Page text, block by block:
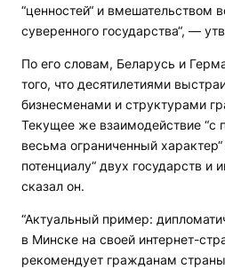
“ценностей“ и вмешательством
суверенного государства“, —
По его словам, Беларусь и
того, что десятилетиями
бизнесменами и структурами
Текущее же взаимодействие “с
весьма ограниченный характер“
потенциалу“ двух государств и
сказал он.
“Актуальный пример:
в Минске на своей интернет-
рекомендует гражданам